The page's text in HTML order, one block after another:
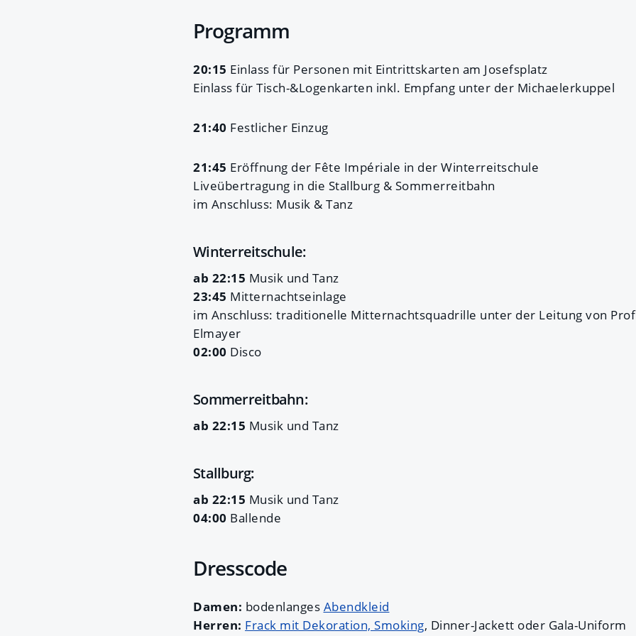
Programm
20:15 Einlass für Personen mit Eintrittskarten am Josefsplatz
Einlass für Tisch-&Logenkarten inkl. Empfang unter der Michaelerkuppel
21:40 Festlicher Einzug
21:45 Eröffnung der Fête Impériale in der Winterreitschule
Liveübertragung in die Stallburg & Sommerreitbahn
im Anschluss: Musik & Tanz
Winterreitschule:
ab 22:15 Musik und Tanz
23:45 Mitternachtseinlage
im Anschluss: traditionelle Mitternachtsquadrille unter der Leitung von
Elmayer
02:00 Disco
Sommerreitbahn:
ab 22:15 Musik und Tanz
Stallburg:
ab 22:15 Musik und Tanz
04:00 Ballende
Dresscode
Damen: bodenlanges Abendkleid
Herren: Frack mit Dekoration, Smoking, Dinner-Jackett oder Gala-Uniform